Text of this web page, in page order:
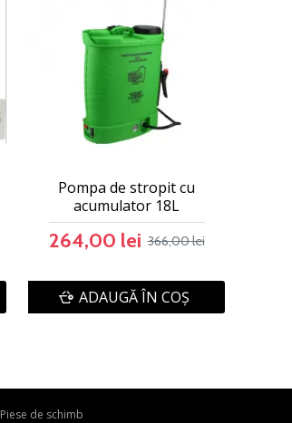
Pompa de stropit cu
acumulator 18L
264,00 lei 366,00 lei
ADAUGĂ ÎN COŞ
Piese de schimb